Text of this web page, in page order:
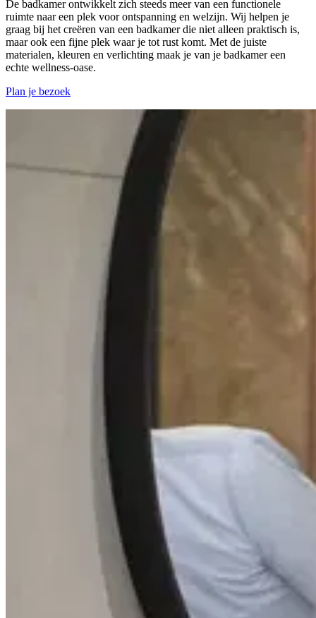
De badkamer ontwikkelt zich steeds meer van een functionele
ruimte naar een plek voor ontspanning en welzijn. Wij helpen je
graag bij het creëren van een badkamer die niet alleen praktisch is,
maar ook een fijne plek waar je tot rust komt. Met de juiste
materialen, kleuren en verlichting maak je van je badkamer een
echte wellness-oase.
Plan je bezoek